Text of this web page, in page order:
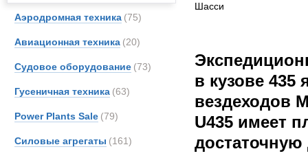
Аэродромная техника (75)
Авиационная техника (20)
Судовое оборудование (73)
Гусеничная техника (63)
Power Plants Sale (79)
Силовые агрегаты (161)
Шасси
в кузове 435
вездеходов
U435 имеет